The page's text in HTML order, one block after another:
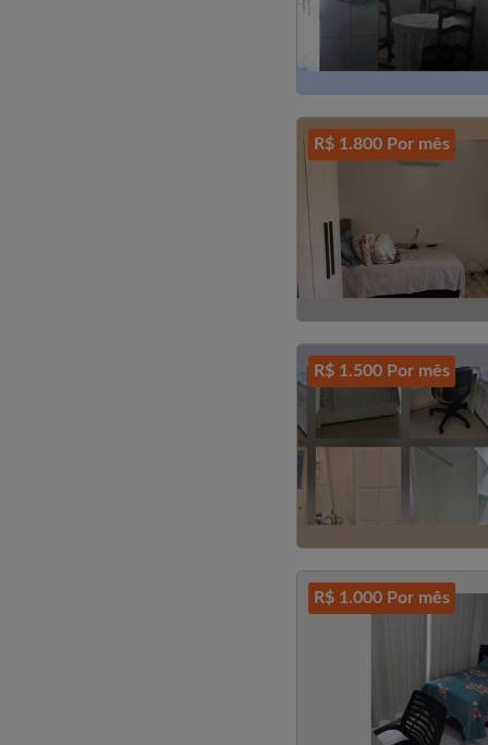
R$ 1.800 Por mês
R$ 1.500 Por mês
R$ 1.000 Por mês